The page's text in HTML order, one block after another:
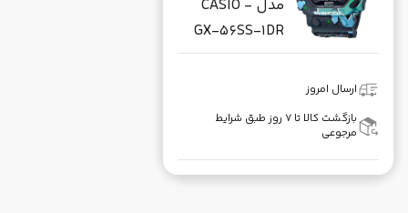
مدل CASIO -
GX-56SS-1DR
ارسال امروز
بازگشت کالا تا ۷ روز طبق شرایط
مرجوعی